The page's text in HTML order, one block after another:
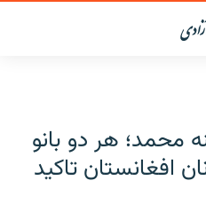
محمد؛ هر دو بانو
افغانستان تاکید